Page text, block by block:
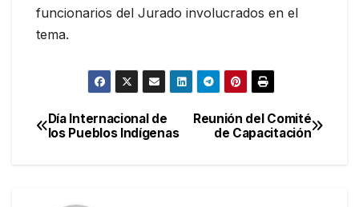
funcionarios del Jurado involucrados en el
tema.
Navegación
Reunión del Comité
de Capacitación
Día Internacional de
los Pueblos Indígenas